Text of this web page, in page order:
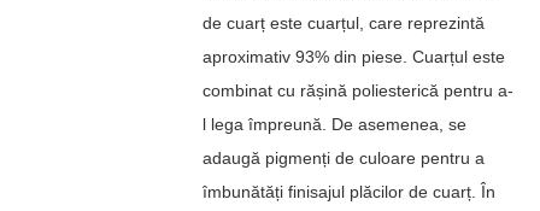
de cuarț este cuarțul, care reprezintă
aproximativ 93% din piese. Cuarțul este
combinat cu rășină poliesterică pentru a-
l lega împreună. De asemenea, se
adaugă pigmenți de culoare pentru a
îmbunătăți finisajul plăcilor de cuarț. În